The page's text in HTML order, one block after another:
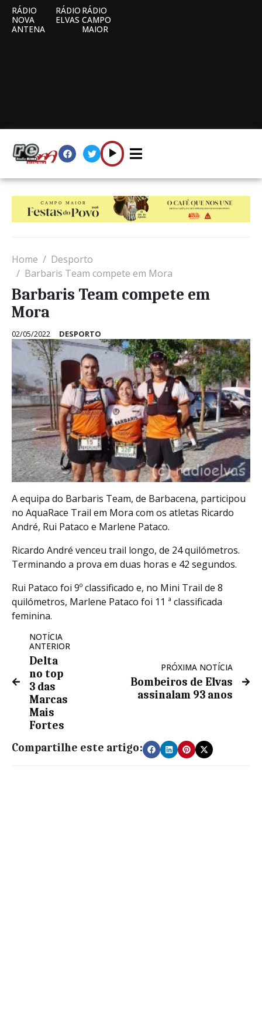
RÁDIO
NOVA
ANTENA
RÁDIO
ELVAS
RÁDIO
CAMPO
MAIOR
Home
Desporto
Barbaris Team compete em Mora
Barbaris Team compete em
Mora
02/05/2022 DESPORTO
A equipa do Barbaris Team, de Barbacena, participou
no AquaRace Trail em Mora com os atletas Ricardo
André, Rui Pataco e Marlene Pataco.
Ricardo André venceu trail longo, de 24 quilómetros.
Terminando a prova em duas horas e 42 segundos.
Rui Pataco foi 9º classificado e, no Mini Trail de 8
quilómetros, Marlene Pataco foi 11 ª classificada
feminina.
NOTÍCIA
ANTERIOR
Delta
no top
3 das
Marcas
Mais
Fortes
PRÓXIMA NOTÍCIA
Bombeiros de Elvas
assinalam 93 anos
Compartilhe este artigo: